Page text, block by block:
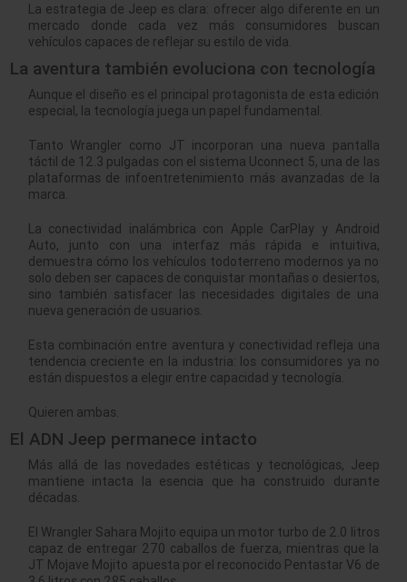
La estrategia de Jeep es clara: ofrecer algo diferente en un
mercado donde cada vez más consumidores buscan
vehículos capaces de reflejar su estilo de vida.
La aventura también evoluciona con tecnología
Aunque el diseño es el principal protagonista de esta edición
especial, la tecnología juega un papel fundamental.
Tanto Wrangler como JT incorporan una nueva pantalla
táctil de 12.3 pulgadas con el sistema Uconnect 5, una de las
plataformas de infoentretenimiento más avanzadas de la
marca.
La conectividad inalámbrica con Apple CarPlay y Android
Auto, junto con una interfaz más rápida e intuitiva,
demuestra cómo los vehículos todoterreno modernos ya no
solo deben ser capaces de conquistar montañas o desiertos,
sino también satisfacer las necesidades digitales de una
nueva generación de usuarios.
Esta combinación entre aventura y conectividad refleja una
tendencia creciente en la industria: los consumidores ya no
están dispuestos a elegir entre capacidad y tecnología.
Quieren ambas.
El ADN Jeep permanece intacto
Más allá de las novedades estéticas y tecnológicas, Jeep
mantiene intacta la esencia que ha construido durante
décadas.
El Wrangler Sahara Mojito equipa un motor turbo de 2.0 litros
capaz de entregar 270 caballos de fuerza, mientras que la
JT Mojave Mojito apuesta por el reconocido Pentastar V6 de